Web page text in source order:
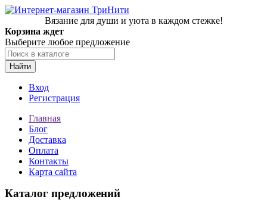
Вязание для души и уюта в каждом стежке!
Корзина ждет
Выберите любое предложение
Найти
Вход
Регистрация
Главная
Блог
Доставка
Оплата
Контакты
Карта сайта
Каталог предложений